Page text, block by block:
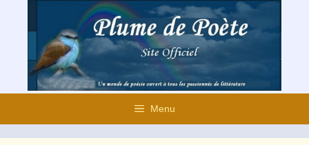
contenu
Menu